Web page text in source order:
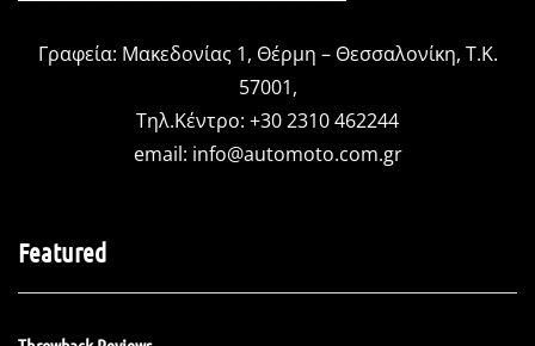
Γραφεία: Μακεδονίας 1, Θέρμη – Θεσσαλονίκη, Τ.Κ.
57001,
Τηλ.Κέντρο: +30 2310 462244
email: info@automoto.com.gr
Featured